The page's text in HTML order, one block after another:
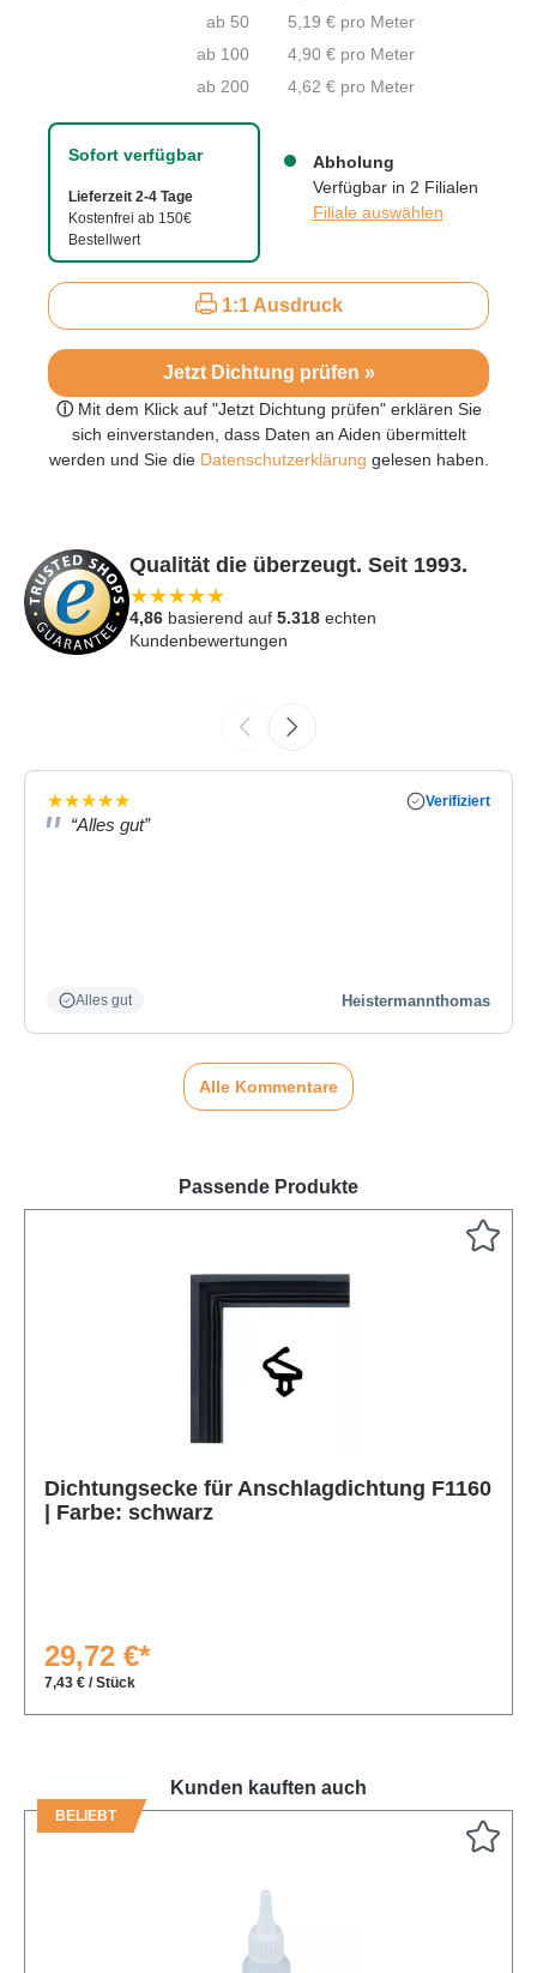
1:1 Ausdruck
Jetzt Dichtung prüfen »
ⓘ Mit dem Klick auf "Jetzt Dichtung prüfen" erklären Sie
sich einverstanden, dass Daten an Aiden übermittelt
werden und Sie dieDatenschutzerklärung gelesen haben.
Sofort verfügbar
Lieferzeit 2-4 Tage
Kostenfrei ab 150€
Bestellwert
Abholung
Verfügbar in 2 Filialen
Filiale auswählen
ab 50
5,19 € pro Meter
ab 100
4,90 € pro Meter
ab 200
4,62 € pro Meter
Qualität die überzeugt. Seit 1993.
★★★★★
4,86 basierend auf 5.318 echten
Kundenbewertungen
★★★★★ Verifiziert
“Alles gut”
Alles gut Heistermannthomas
Alle Kommentare
Passende Produkte
Dichtungsecke für Anschlagdichtung F1160
| Farbe: schwarz
29,72 €*
7,43 € / Stück
Kunden kauften auch
BELIEBT